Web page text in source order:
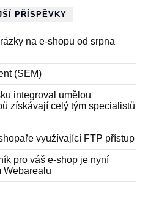
PŘÍSPĚVKY
na e-shopu od srpna
(SEM)
integroval umělou
získávají celý tým specialistů
využívající FTP přístup
pro váš e-shop je nyní
Webarealu